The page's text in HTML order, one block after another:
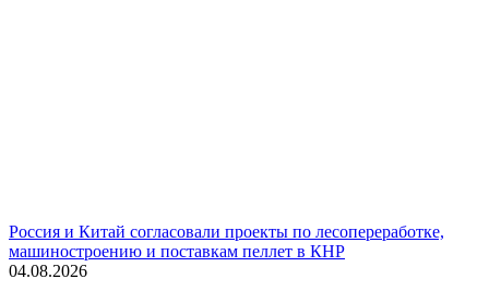
Россия и Китай согласовали проекты по лесопереработке,
машиностроению и поставкам пеллет в КНР
04.08.2026